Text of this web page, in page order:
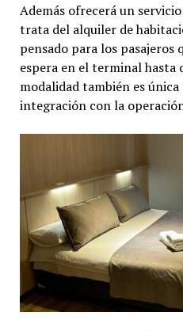
Además ofrecerá un
trata del alquiler de
pensado para los pasajeros
espera en el terminal hasta
modalidad también es
integración con la